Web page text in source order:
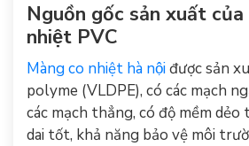
Nguồn gốc sản xuất
nhiệt PVC
Màng co nhiệt hà nộiđược sản
polyme (VLDPE), có các mạch
các mạch thẳng, có độ mềm dẻo
dai tốt, khả năng bảo vệ môi